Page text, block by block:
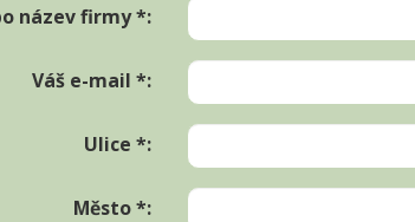
název firmy *:
Váš e-mail *:
Ulice *:
Město *: